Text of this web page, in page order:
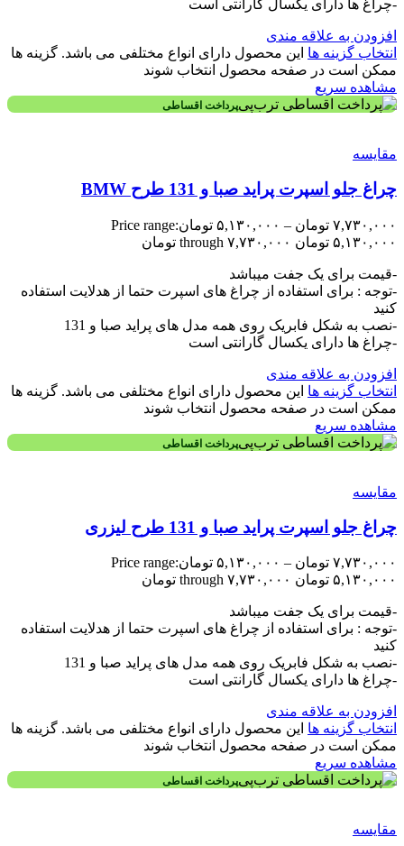
-چراغ ها دارای یکسال گارانتی است
افزودن به علاقه مندی
انتخاب گزینه ها این محصول دارای انواع مختلفی می باشد. گزینه ها
ممکن است در صفحه محصول انتخاب شوند
مشاهده سریع
پرداخت اقساطی
مقایسه
چراغ جلو اسپرت پراید صبا و 131 طرح BMW
۷,۷۳۰,۰۰۰ تومان – ۵,۱۳۰,۰۰۰ تومانPrice range:
۵,۱۳۰,۰۰۰ تومان through ۷,۷۳۰,۰۰۰ تومان
-قیمت برای یک جفت میباشد
-توجه : برای استفاده از چراغ های اسپرت حتما از هدلایت استفاده
کنید
-نصب به شکل فابریک روی همه مدل های پراید صبا و 131
-چراغ ها دارای یکسال گارانتی است
افزودن به علاقه مندی
انتخاب گزینه ها این محصول دارای انواع مختلفی می باشد. گزینه ها
ممکن است در صفحه محصول انتخاب شوند
مشاهده سریع
پرداخت اقساطی
مقایسه
چراغ جلو اسپرت پراید صبا و 131 طرح لیزری
۷,۷۳۰,۰۰۰ تومان – ۵,۱۳۰,۰۰۰ تومانPrice range:
۵,۱۳۰,۰۰۰ تومان through ۷,۷۳۰,۰۰۰ تومان
-قیمت برای یک جفت میباشد
-توجه : برای استفاده از چراغ های اسپرت حتما از هدلایت استفاده
کنید
-نصب به شکل فابریک روی همه مدل های پراید صبا و 131
-چراغ ها دارای یکسال گارانتی است
افزودن به علاقه مندی
انتخاب گزینه ها این محصول دارای انواع مختلفی می باشد. گزینه ها
ممکن است در صفحه محصول انتخاب شوند
مشاهده سریع
پرداخت اقساطی
مقایسه